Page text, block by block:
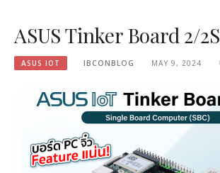
ASUS Tinker Board 2/2S
ASUS IOT IBCONBLOG MAY 9, 2024